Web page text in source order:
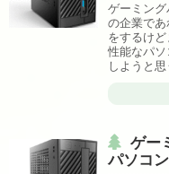
ゲーミン
の企業で
をするけ
性能なパ
しようと思
ゲー
パソコ